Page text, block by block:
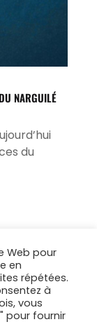
NARGUILÉ
du
Web pour
en
répétées.
à
vous
pour fournir